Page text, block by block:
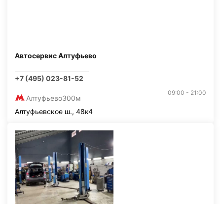
Автосервис Алтуфьево
+7 (495) 023-81-52
Алтуфьево300м
09:00 - 21:00
Алтуфьевское ш., 48к4